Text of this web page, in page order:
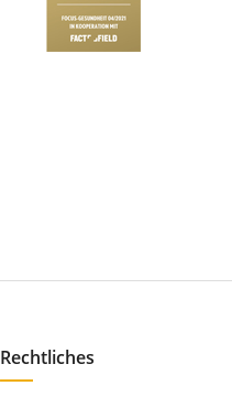
Rechtliches